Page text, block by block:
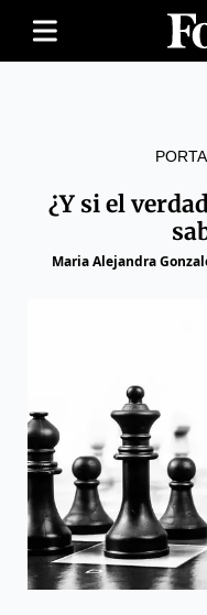
¿Y si el
Maria Alejandra